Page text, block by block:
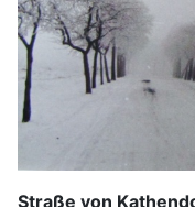
Straße von